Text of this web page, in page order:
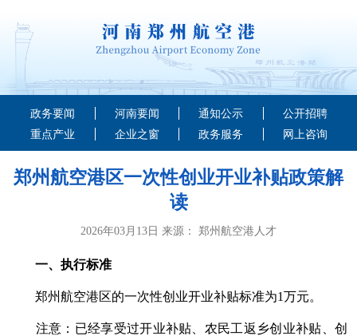
政务要闻 河南要闻 通知公示
公开招聘
重点产业
企业之窗 政务服务 网上咨询
郑州航空港区一次性创业开业补贴政策解
读
2026年03月13日 来源： 郑州航空港人才
一、执行标准
郑州航空港区的一次性创业开业补贴标准为1万元。
注意：已经享受过开业补贴、农民工返乡创业补贴、创